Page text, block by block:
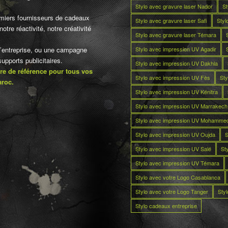
fournisseurs de cadeaux
réactivité, notre créativité
ou une campagne
publicitaires.
de référence pour tous vos
Stylo avec gravure laser Nador
Stylo avec gravure laser Safi
Stylo avec gravure laser Témara
Stylo avec impression UV Agadir
Stylo avec impression UV Dakhla
Stylo avec impression UV Fès
Stylo avec impression UV Kénitra
Stylo avec impression UV Marrakech
Stylo avec impression UV
Stylo avec impression UV Oujda
Stylo avec impression UV Salé
Stylo avec impression UV Témara
Stylo avec votre Logo Casablanca
Stylo avec votre Logo Tanger
Stylo cadeaux entreprise